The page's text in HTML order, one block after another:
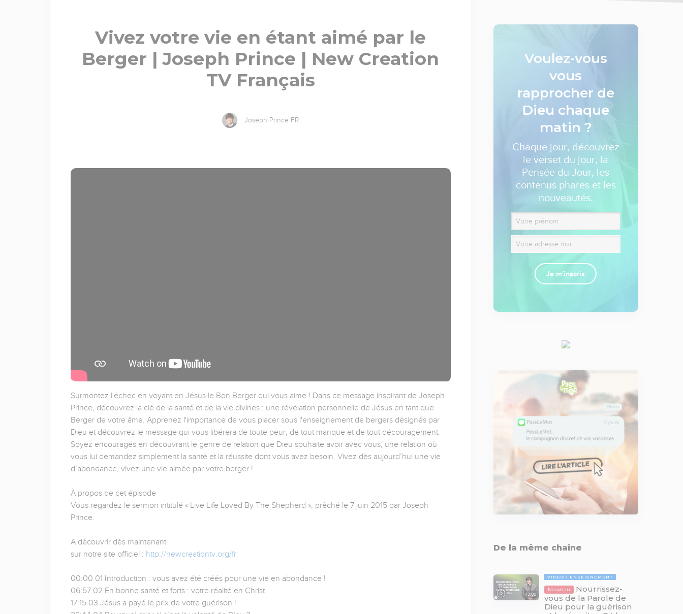
Vivez votre vie en étant aimé par le
Berger | Joseph Prince | New Creation
TV Français
Joseph Prince FR
Surmontez l'échec en voyant en Jésus le Bon Berger qui vous aime ! Dans ce message inspirant de Joseph
Prince, découvrez la clé de la santé et de la vie divines : une révélation personnelle de Jésus en tant que
Berger de votre âme. Apprenez l'importance de vous placer sous l'enseignement de bergers désignés par
Dieu et découvrez le message qui vous libérera de toute peur, de tout manque et de tout découragement.
Soyez encouragés en découvrant le genre de relation que Dieu souhaite avoir avec vous, une relation où
vous lui demandez simplement la santé et la réussite dont vous avez besoin. Vivez dès aujourd’hui une vie
d’abondance, vivez une vie aimée par votre berger !
À propos de cet épisode
Vous regardez le sermon intitulé « Live Life Loved By The Shepherd », prêché le 7 juin 2015 par Joseph
Prince.
A découvrir dès maintenant
sur notre site officiel : http://newcreationtv.org/fr
00:00 01 Introduction : vous avez été créés pour une vie en abondance !
06:57 02 En bonne santé et forts : votre réalité en Christ
17:15 03 Jésus a payé le prix de votre guérison !
Voulez-vous
vous
rapprocher de
Dieu chaque
matin ?
Chaque jour, découvrez
le verset du jour, la
Pensée du Jour, les
contenus phares et les
nouveautés.
Je m'inscris
De la même chaîne
43:00
VIDÉO ENSEIGNEMENT
Nouveau
Nourrissez-
vous de la Parole de
Dieu pour la guérison